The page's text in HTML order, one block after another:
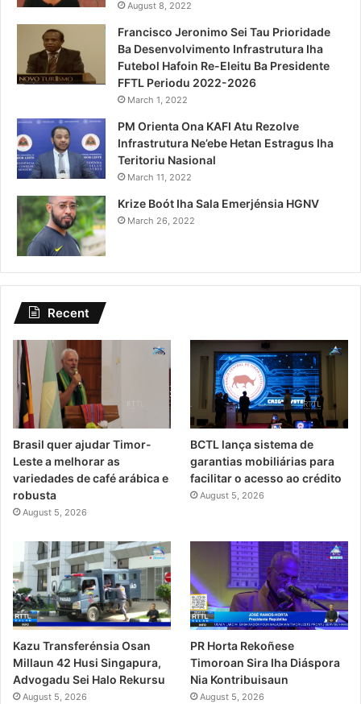
August 8, 2022
Francisco Jeronimo Sei Tau Prioridade
Ba Desenvolvimento Infrastrutura Iha
Futebol Hafoin Re-Eleitu Ba Presidente
FFTL Periodu 2022-2026
March 1, 2022
PM Orienta Ona KAFI Atu Rezolve
Infrastrutura Ne’ebe Hetan Estragus Iha
Teritoriu Nasional
March 11, 2022
Krize Boót Iha Sala Emerjénsia HGNV
March 26, 2022
Recent
Brasil quer ajudar Timor-
Leste a melhorar as
variedades de café arábica e
robusta
August 5, 2026
BCTL lança sistema de
garantias mobiliárias para
facilitar o acesso ao crédito
August 5, 2026
Kazu Transferénsia Osan
Millaun 42 Husi Singapura,
Advogadu Sei Halo Rekursu
August 5, 2026
PR Horta Rekoñese
Timoroan Sira Iha Diáspora
Nia Kontribuisaun
August 5, 2026